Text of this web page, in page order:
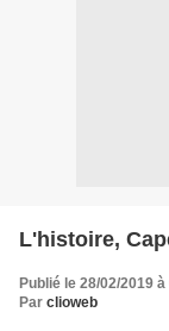
L'histoire,
Publié le 28/02/2019
Par clioweb